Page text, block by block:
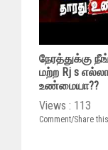
நேரத்துக்கு
மற்ற Rj s
உண்மையா??
Views : 113
Comment/Share